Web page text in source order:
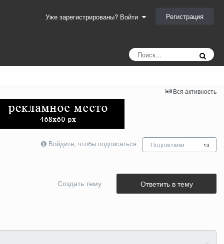
Уже зарегистрированы? Войти Регистрация
Вся активность
Войдите, чтобы подписаться Подписчики 13
Ответить в тему
Создать тему